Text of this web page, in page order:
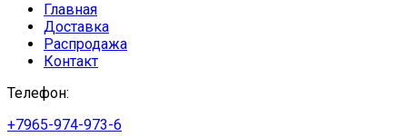
Главная
Доставка
Распродажа
Контакт
Телефон:
+7965-974-973-6